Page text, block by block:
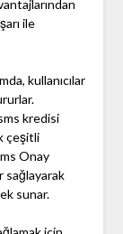
ile
kullanıcılar
kredisi
çeşitli
Onay
sağlayarak
sunar.